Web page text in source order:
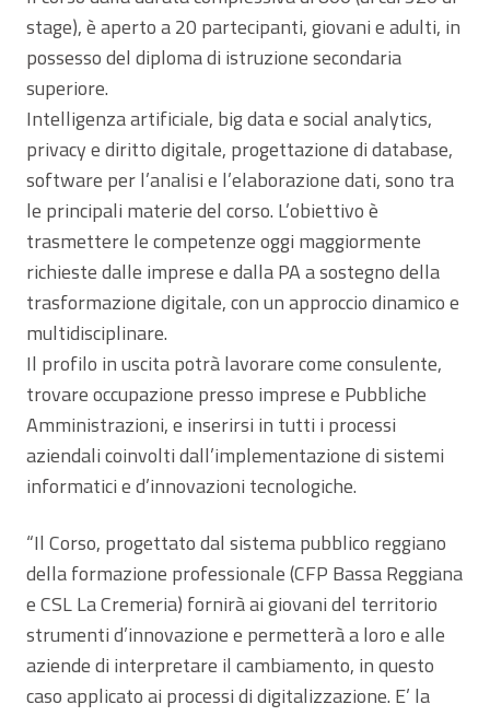
stage), è aperto a 20 partecipanti, giovani e adulti, in
possesso del diploma di istruzione secondaria
superiore.
Intelligenza artificiale, big data e social analytics,
privacy e diritto digitale, progettazione di database,
software per l’analisi e l’elaborazione dati, sono tra
le principali materie del corso. L’obiettivo è
trasmettere le competenze oggi maggiormente
richieste dalle imprese e dalla PA a sostegno della
trasformazione digitale, con un approccio dinamico e
multidisciplinare.
Il profilo in uscita potrà lavorare come consulente,
trovare occupazione presso imprese e Pubbliche
Amministrazioni, e inserirsi in tutti i processi
aziendali coinvolti dall’implementazione di sistemi
informatici e d’innovazioni tecnologiche.
“Il Corso, progettato dal sistema pubblico reggiano
della formazione professionale (CFP Bassa Reggiana
e CSL La Cremeria) fornirà ai giovani del territorio
strumenti d’innovazione e permetterà a loro e alle
aziende di interpretare il cambiamento, in questo
caso applicato ai processi di digitalizzazione. E’ la